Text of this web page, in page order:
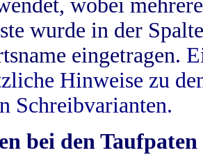
wobei
wurde in der
eingetragen.
Hinweise zu
Schreibvarianten.
bei den Taufpaten